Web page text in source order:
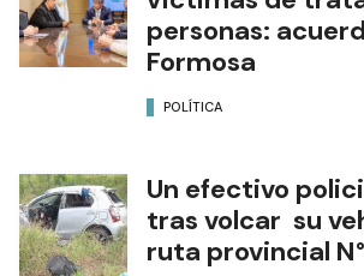
personas:
Formosa
POLÍTICA
Un efectivo
tras volcar su
ruta provincial